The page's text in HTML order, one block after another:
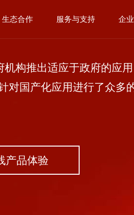
生态合作 服务与支持 企
构推出适应于政府的应用
对国产化应用进行了众多
产品体验